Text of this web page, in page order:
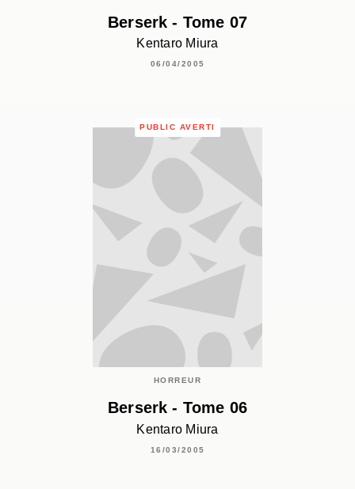
Berserk - Tome 07
Kentaro Miura
06/04/2005
PUBLIC AVERTI
HORREUR
Berserk - Tome 06
Kentaro Miura
16/03/2005